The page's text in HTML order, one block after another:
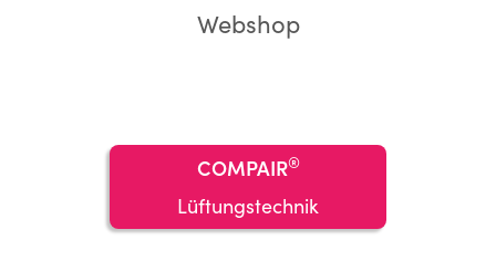
Webshop
COMPAIR®
Lüftungstechnik